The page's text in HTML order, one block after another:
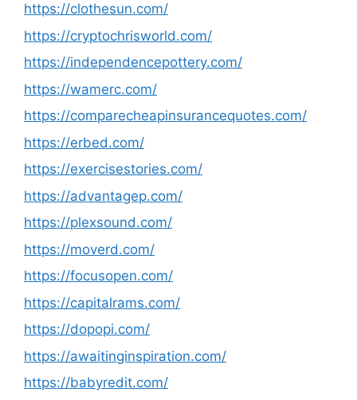
https://clothesun.com/
https://cryptochrisworld.com/
https://independencepottery.com/
https://wamerc.com/
https://comparecheapinsurancequotes.com/
https://erbed.com/
https://exercisestories.com/
https://advantagep.com/
https://plexsound.com/
https://moverd.com/
https://focusopen.com/
https://capitalrams.com/
https://dopopi.com/
https://awaitinginspiration.com/
https://babyredit.com/